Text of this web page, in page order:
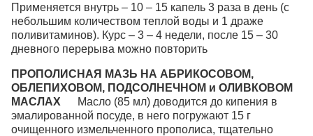
Применяется внутрь – 10 – 15 капель 3 раза в день (с
небольшим количеством теплой воды и 1 драже
поливитаминов). Курс – 3 – 4 недели, после 15 – 30
дневного перерыва можно повторить
ПРОПОЛИСНАЯ МАЗЬ НА АБРИКОСОВОМ,
ОБЛЕПИХОВОМ, ПОДСОЛНЕЧНОМ и ОЛИВКОВОМ
МАСЛАХ Масло (85 мл) доводится до кипения в
эмалированной посуде, в него погружают 15 г
очищенного измельченного прополиса, тщательно